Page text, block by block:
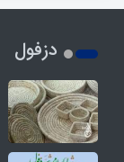
دزفول